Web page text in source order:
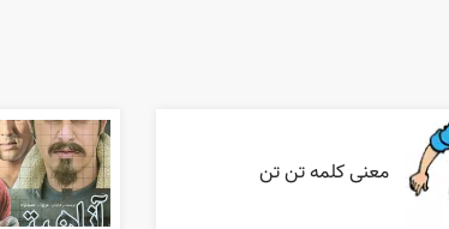
معنی کلمه تن تن